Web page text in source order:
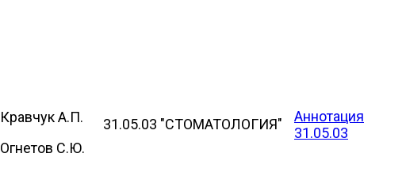
Кравчук А.П.
Огнетов С.Ю.
31.05.03 "СТОМАТОЛОГИЯ"
Аннотация
31.05.03